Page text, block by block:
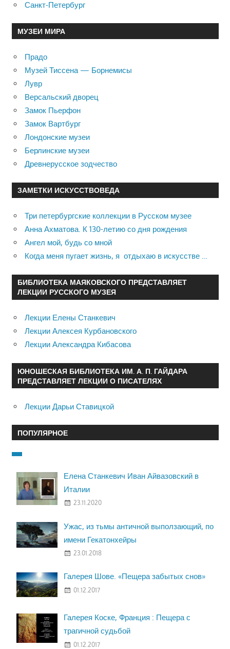
Санкт-Петербург
МУЗЕИ МИРА
Прадо
Музей Тиссена — Борнемисы
Лувр
Версальский дворец
Замок Пьерфон
Замок Вартбург
Лондонские музеи
Берлинские музеи
Древнерусское зодчество
ЗАМЕТКИ ИСКУССТВОВЕДА
Три петербургские коллекции в Русском музее
Анна Ахматова. К 130-летию со дня рождения
Ангел мой, будь со мной
Когда меня пугает жизнь, я отдыхаю в искусстве …
БИБЛИОТЕКА МАЯКОВСКОГО ПРЕДСТАВЛЯЕТ
ЛЕКЦИИ РУССКОГО МУЗЕЯ
Лекции Елены Станкевич
Лекции Алексея Курбановского
Лекции Александра Кибасова
ЮНОШЕСКАЯ БИБЛИОТЕКА ИМ. А. П. ГАЙДАРА
ПРЕДСТАВЛЯЕТ ЛЕКЦИИ О ПИСАТЕЛЯХ
Лекции Дарьи Ставицкой
ПОПУЛЯРНОЕ
Елена Станкевич Иван Айвазовский в
Италии
23.11.2020
Ужас, из тьмы античной выползающий, по
имени Гекатонхейры
23.01.2018
Галерея Шове. «Пещера забытых снов»
01.12.2017
Галерея Коске, Франция : Пещера с
трагичной судьбой
01.12.2017